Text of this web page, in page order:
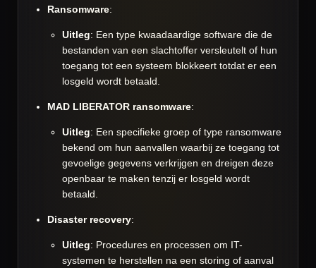
Ransomware:
Uitleg: Een type kwaadaardige software die de
bestanden van een slachtoffer versleutelt of hun
toegang tot een systeem blokkeert totdat er een
losgeld wordt betaald.
MAD LIBERATOR ransomware:
Uitleg: Een specifieke groep of type ransomware
bekend om hun aanvallen waarbij ze toegang tot
gevoelige gegevens verkrijgen en dreigen deze
openbaar te maken tenzij er losgeld wordt
betaald.
Disaster recovery:
Uitleg: Procedures en processen om IT-
systemen te herstellen na een storing of aanval